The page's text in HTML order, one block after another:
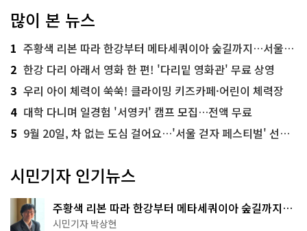
많이 본 뉴스
1 주황색 리본 따라 한강부터 메타세쿼이아 숲길까지…서울둘레길 15코스
2 한강 다리 아래서 영화 한 편! '다리밑 영화관' 무료 상영
3 우리 아이 체력이 쑥쑥! 클라이밍 키즈카페·어린이 체력장
4 대학 다니며 일경험 '서영커' 캠프 모집…전액 무료
5 9월 20일, 차 없는 도심 걸어요…'서울 걷자 페스티벌' 선착순 5천명
시민기자 인기뉴스
주황색 리본 따라 한강부터 메타세쿼이아 숲길까지…
서울둘레길 15코스
시민기자 박상현